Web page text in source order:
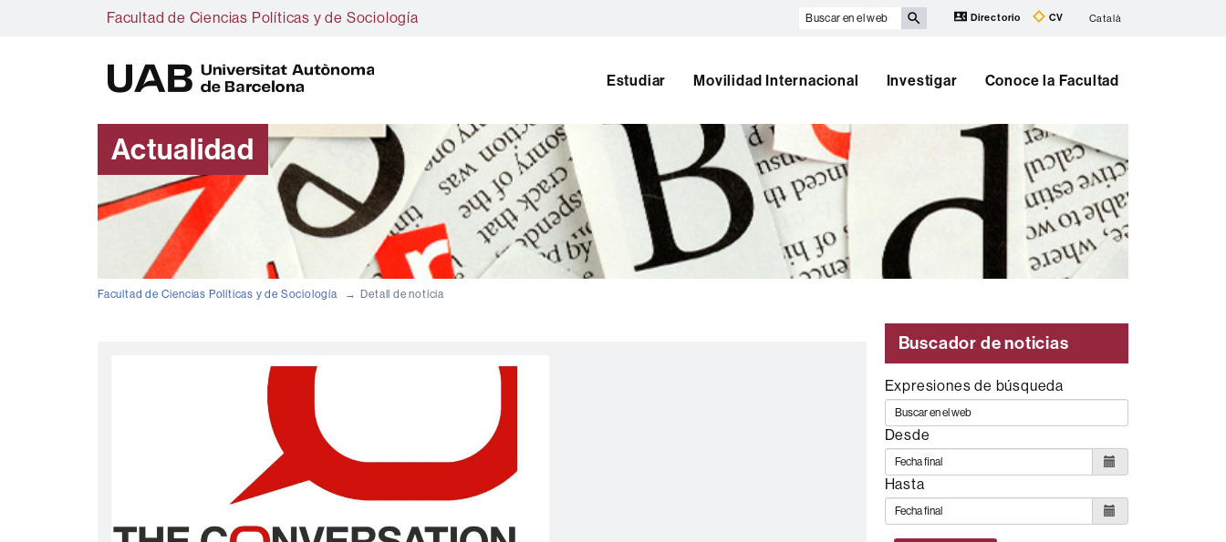
Facultad de Ciencias Políticas y de Sociología
Buscar
Directorio CV Català
B
Estudiar Movilidad Internacional Investigar Conoce la Facultad
Actualidad
Facultad de Ciencias Políticas y de Sociología Detall de notícia
Buscador de noticias
Expresiones de búsqueda
Desde
Hasta